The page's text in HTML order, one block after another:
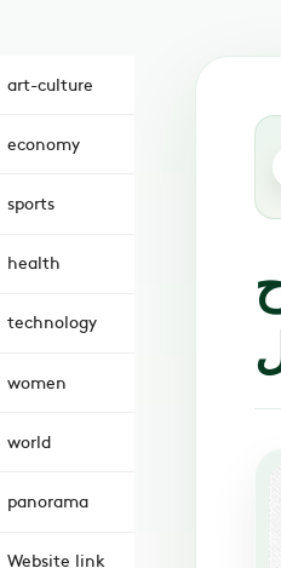
art-culture
economy
sports
health
technology
women
world
panorama
Website link